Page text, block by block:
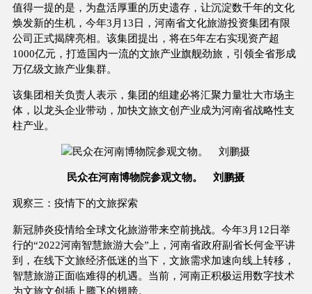
值得一提的是，为盘活厚重的历史遗存，让沉淀数千年的文化
焕发新的生机，今年3月13日，河南省文化旅游投资集团有限
公司正式揭牌亮相。该集团提出，将在5年左右实现资产超
1000亿元，打造国内一流的文旅产业旗舰劲旅，引领全省形成
万亿级文旅产业集群。
该集团相关负责人表示，集团的组建必将汇聚力量壮大市场主
体，以龙头企业带动，加快文旅文创产业成为河南省战略性支
柱产业。
民众在河南博物院参观文物。 刘鹏摄
观察三：疫情下的文旅探索
新冠肺炎疫情给全球文化旅游带来空前挑战。今年3月12日举
行的“2022河南智慧旅游大会”上，河南省政府副省长何金平讲
到，在线下文旅经济低迷的当下，文旅需求加速向线上转移，
智慧旅游正面临难得的机遇。当前，河南正积极运用数字技术
为文旅文创插上腾飞的翅膀。